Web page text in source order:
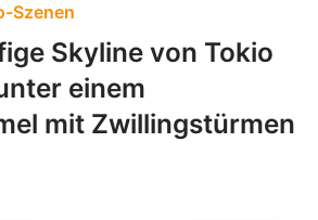
Szenen
Skyline von Tokio
einem
mit Zwillingstürmen